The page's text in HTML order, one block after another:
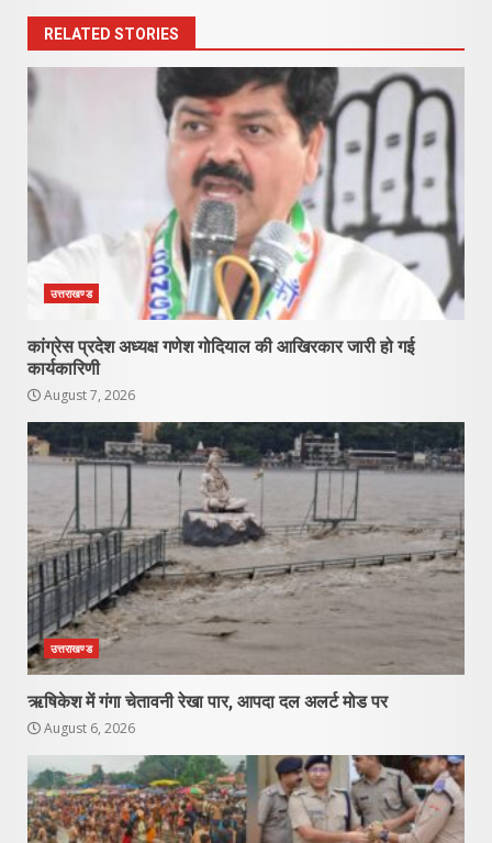
RELATED STORIES
उत्तराखण्ड
कांग्रेस प्रदेश अध्यक्ष गणेश गोदियाल की आखिरकार जारी हो गई
कार्यकारिणी
August 7, 2026
उत्तराखण्ड
ऋषिकेश में गंगा चेतावनी रेखा पार, आपदा दल अलर्ट मोड पर
August 6, 2026